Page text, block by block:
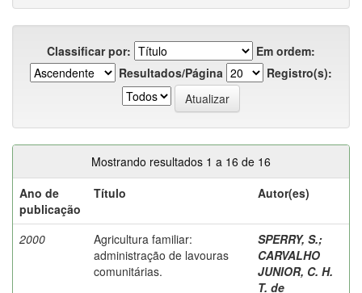
Classificar por:
Em ordem:
Resultados/Página
Registro(s):
Mostrando resultados 1 a 16 de 16
Ano de
publicação
Título Autor(es)
2000
Agricultura familiar:
administração de lavouras
comunitárias.
SPERRY, S.;
CARVALHO
JUNIOR, C. H.
T. de